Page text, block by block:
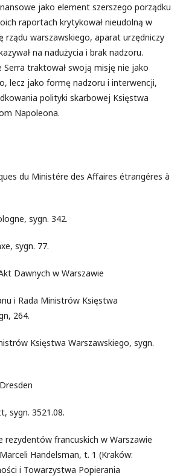
jako element szerszego porządku
raportach krytykował nieudolną w
rządu warszawskiego, aparat urzędniczy
na nadużycia i brak nadzoru.
Serra traktował swoją misję nie jako
lecz jako formę nadzoru i interwencji,
polityki skarbowej Księstwa
Napoleona.
du Ministére des Affaires étrangéres à
sygn. 342.
sygn. 77.
Dawnych w Warszawie
i Rada Ministrów Księstwa
264.
Księstwa Warszawskiego, sygn.
sygn. 3521.08.
rezydentów francuskich w Warszawie
Handelsman, t. 1 (Kraków:
i Towarzystwa Popierania